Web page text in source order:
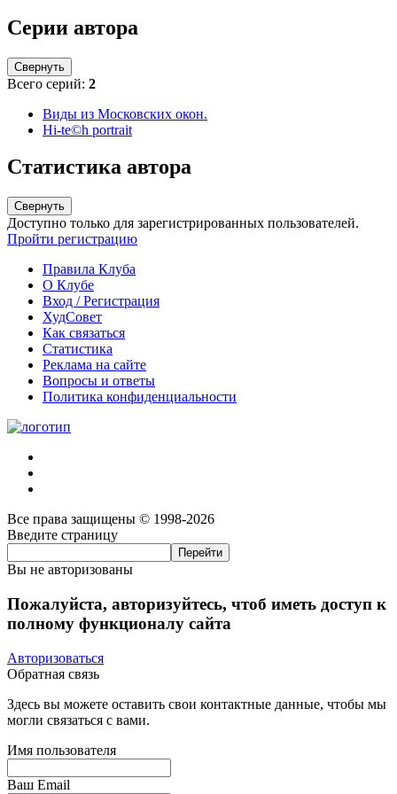
Серии автора
Свернуть
Всего серий: 2
Виды из Московских окон.
Hi-te©h portrait
Статистика автора
Свернуть
Доступно только для зарегистрированных пользователей.
Пройти регистрацию
Правила Клуба
О Клубе
Вход / Регистрация
ХудСовет
Как связаться
Статистика
Реклама на сайте
Вопросы и ответы
Политика конфиденциальности
Все права защищены © 1998-2026
Введите страницу
Вы не авторизованы
Пожалуйста, авторизуйтесь, чтоб иметь доступ к
полному функционалу сайта
Авторизоваться
Обратная связь
Здесь вы можете оставить свои контактные данные, чтобы мы
могли связаться с вами.
Имя пользователя
Ваш Email